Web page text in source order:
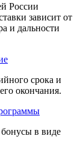
России
зависит от
и дальности
срока и
окончания.
в виде